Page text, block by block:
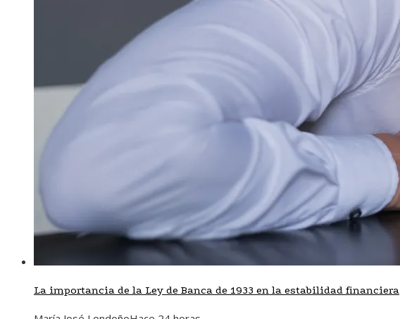
La importancia de la Ley de Banca de 1933 en la estabilidad financiera